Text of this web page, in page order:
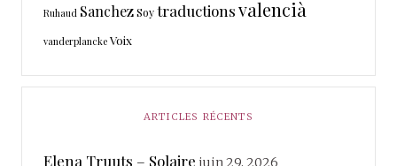
Ruhaud SanchezSoytraductionsvalencià
vanderplancke Voix
ARTICLES RÉCENTS
Elena Truuts – Solaire juin 29, 2026